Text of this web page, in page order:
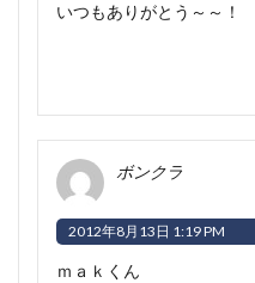
いつもありがとう～～！
ボンクラ
2012年8月13日 1:19 PM
ｍａｋくん